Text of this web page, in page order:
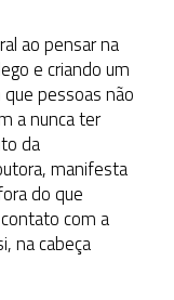
ao pensar na
e criando um
pessoas não
a nunca ter
da
manifesta
do que
com a
na cabeça